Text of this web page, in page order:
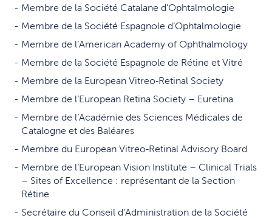
Membre de la Société Catalane d’Ophtalmologie
Membre de la Société Espagnole d’Ophtalmologie
Membre de l’American Academy of Ophthalmology
Membre de la Société Espagnole de Rétine et Vitré
Membre de la European Vitreo‑Retinal Society
Membre de l’European Retina Society – Euretina
Membre de l’Académie des Sciences Médicales de
Catalogne et des Baléares
Membre du European Vitreo‑Retinal Advisory Board
Membre de l’European Vision Institute – Clinical Trials
– Sites of Excellence : représentant de la Section
Rétine
Secrétaire du Conseil d’Administration de la Société